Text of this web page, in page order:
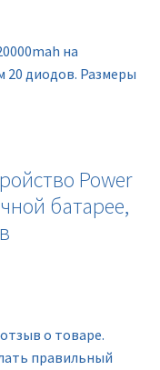
на
20 диодов. Размеры
Power
батарее,
о товаре.
правильный